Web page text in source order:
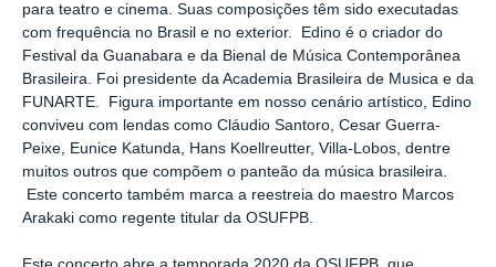
para teatro e cinema. Suas composições têm sido executadas
com frequência no Brasil e no exterior. Edino é o criador do
Festival da Guanabara e da Bienal de Música Contemporânea
Brasileira. Foi presidente da Academia Brasileira de Musica e da
FUNARTE. Figura importante em nosso cenário artístico, Edino
conviveu com lendas como Cláudio Santoro, Cesar Guerra-
Peixe, Eunice Katunda, Hans Koellreutter, Villa-Lobos, dentre
muitos outros que compõem o panteão da música brasileira.
Este concerto também marca a reestreia do maestro Marcos
Arakaki como regente titular da OSUFPB.